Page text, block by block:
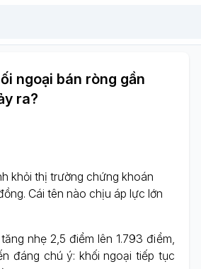
ngoại bán ròng gần
ra?
khỏi thị trường chứng khoán
Cái tên nào chịu áp lực lớn
nhẹ 2,5 điểm lên 1.793 điểm,
đáng chú ý: khối ngoại tiếp tục